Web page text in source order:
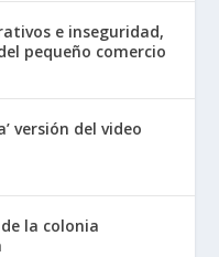
e inseguridad,
pequeño comercio
versión del video
la colonia